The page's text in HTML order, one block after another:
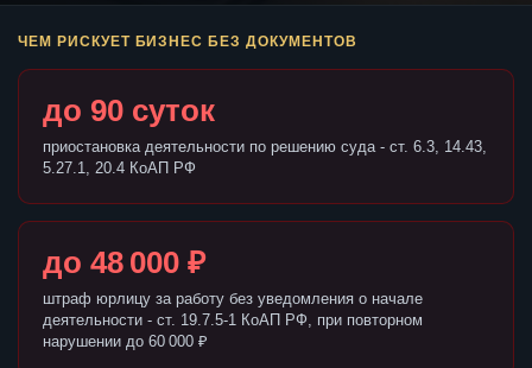
ЧЕМ РИСКУЕТ БИЗНЕС БЕЗ ДОКУМЕНТОВ
до 90 суток
приостановка деятельности по решению суда - ст. 6.3, 14.43,
5.27.1, 20.4 КоАП РФ
до 48 000 ₽
штраф юрлицу за работу без уведомления о начале
деятельности - ст. 19.7.5-1 КоАП РФ, при повторном
нарушении до 60 000 ₽